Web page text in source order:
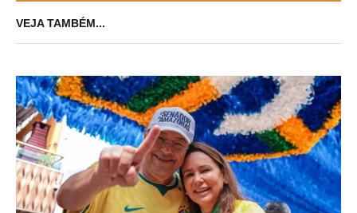
VEJA TAMBÉM...